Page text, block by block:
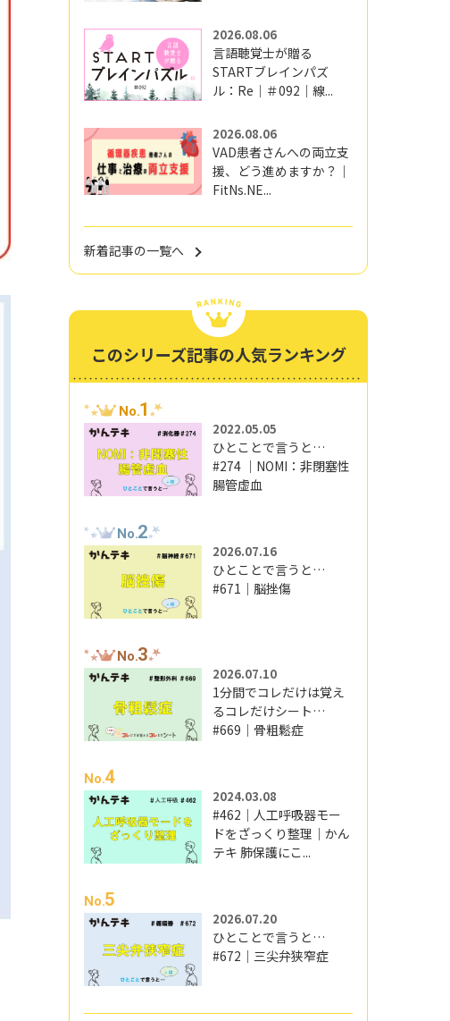
2026.08.06
言語聴覚士が贈る
STARTブレインパズ
ル：Re｜＃092｜線...
2026.08.06
VAD患者さんへの両立支
援、どう進めますか？｜
FitNs.NE...
新着記事の一覧へ
このシリーズ記事の人気ランキング
No.1
2022.05.05
ひとことで言うと…
#274 ｜NOMI：非閉塞性
腸管虚血
No.2
2026.07.16
ひとことで言うと…
#671｜脳挫傷
No.3
2026.07.10
1分間でコレだけは覚え
るコレだけシート…
#669｜骨粗鬆症
No.4
2024.03.08
#462｜人工呼吸器モー
ドをざっくり整理｜かん
テキ 肺保護にこ...
No.5
2026.07.20
ひとことで言うと…
#672｜三尖弁狭窄症